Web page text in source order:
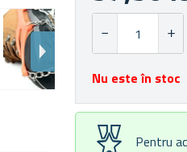
Nu este în stoc
Pentru